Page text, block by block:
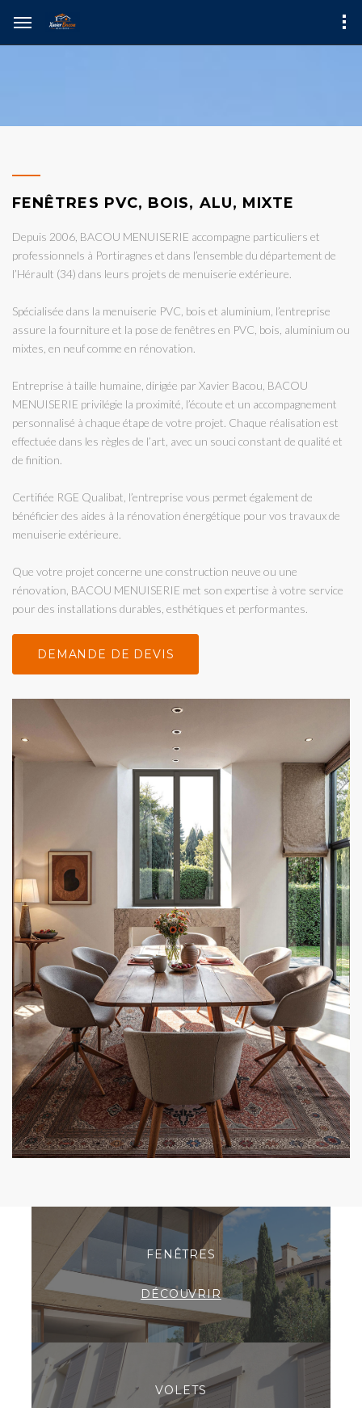
FENÊTRES PVC, BOIS, ALU, MIXTE
Depuis 2006, BACOU MENUISERIE accompagne particuliers et
professionnels à Portiragnes et dans l’ensemble du département de
l’Hérault (34) dans leurs projets de menuiserie extérieure.
Spécialisée dans la menuiserie PVC, bois et aluminium, l’entreprise
assure la fourniture et la pose de fenêtres en PVC, bois, aluminium ou
mixtes, en neuf comme en rénovation.
Entreprise à taille humaine, dirigée par Xavier Bacou, BACOU
MENUISERIE privilégie la proximité, l’écoute et un accompagnement
personnalisé à chaque étape de votre projet. Chaque réalisation est
effectuée dans les règles de l’art, avec un souci constant de qualité et
de finition.
Certifiée RGE Qualibat, l’entreprise vous permet également de
bénéficier des aides à la rénovation énergétique pour vos travaux de
menuiserie extérieure.
Que votre projet concerne une construction neuve ou une
rénovation, BACOU MENUISERIE met son expertise à votre service
pour des installations durables, esthétiques et performantes.
DEMANDE DE DEVIS
FENÊTRES
DÉCOUVRIR
VOLETS